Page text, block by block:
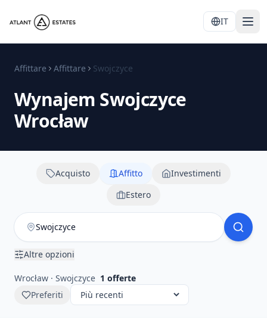
IT
Affittare Affittare Swojczyce
Wynajem Swojczyce
Wrocław
Acquisto Affitto
Investimenti
Estero
Altre opzioni
Wrocław · Swojczyce 1 offerte
Preferiti